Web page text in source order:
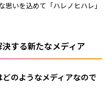
思いを込めて「ハレノヒハレ」
する新たなメディア
どのようなメディアなので